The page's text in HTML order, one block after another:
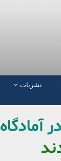
نشریات